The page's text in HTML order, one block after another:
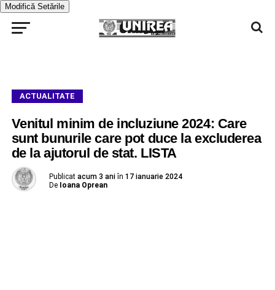
Modifică Setările
ACTUALITATE
Venitul minim de incluziune 2024: Care
sunt bunurile care pot duce la excluderea
de la ajutorul de stat. LISTA
Publicat acum 3 ani în 17 ianuarie 2024
De Ioana Oprean